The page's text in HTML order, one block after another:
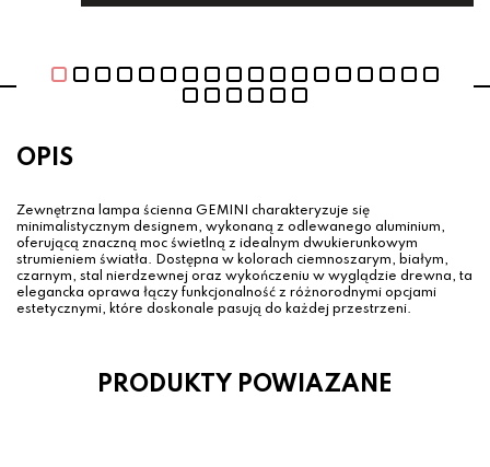
OPIS
Zewnętrzna lampa ścienna GEMINI charakteryzuje się
minimalistycznym designem, wykonaną z odlewanego aluminium,
oferującą znaczną moc świetlną z idealnym dwukierunkowym
strumieniem światła. Dostępna w kolorach ciemnoszarym, białym,
czarnym, stal nierdzewnej oraz wykończeniu w wyglądzie drewna, ta
elegancka oprawa łączy funkcjonalność z różnorodnymi opcjami
estetycznymi, które doskonale pasują do każdej przestrzeni.
PRODUKTY POWIAZANE